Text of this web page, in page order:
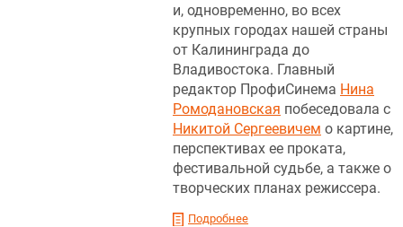
и, одновременно, во всех
крупных городах нашей страны
от Калининграда до
Владивостока. Главный
редактор ПрофиСинема Нина
Ромодановская побеседовала с
Никитой Сергеевичем о картине,
перспективах ее проката,
фестивальной судьбе, а также о
творческих планах режиссера.
Подробнее